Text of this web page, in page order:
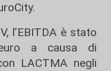
l’EBITDA è stato
a causa di
LACTMA negli